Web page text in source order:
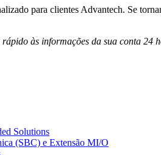
para clientes Advantech. Se
às informações da sua conta 24
Solutions
(SBC) e Extensão MI/O